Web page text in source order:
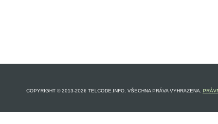
COPYRIGHT © 2013-2026 TELCODE.INFO. VŠECHNA PRÁVA VYHRAZENA.